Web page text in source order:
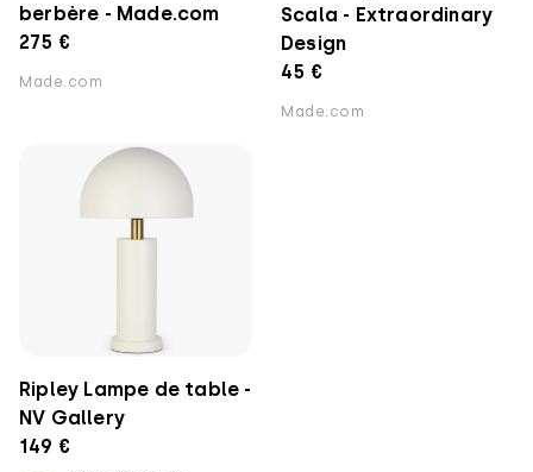
berbère - Made.com
275 €
Made.com
Scala - Extraordinary
Design
45 €
Made.com
Ripley Lampe de table -
NV Gallery
149 €